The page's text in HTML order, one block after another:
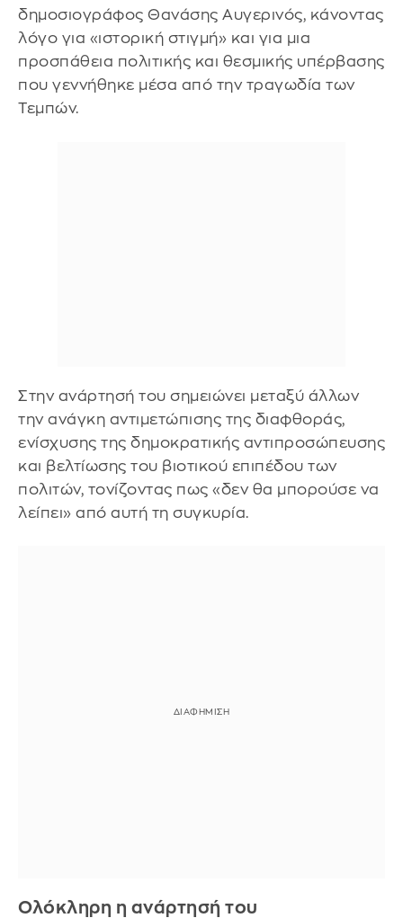
δημοσιογράφος Θανάσης Αυγερινός, κάνοντας
λόγο για «ιστορική στιγμή» και για μια
προσπάθεια πολιτικής και θεσμικής υπέρβασης
που γεννήθηκε μέσα από την τραγωδία των
Τεμπών.
Στην ανάρτησή του σημειώνει μεταξύ άλλων
την ανάγκη αντιμετώπισης της διαφθοράς,
ενίσχυσης της δημοκρατικής αντιπροσώπευσης
και βελτίωσης του βιοτικού επιπέδου των
πολιτών, τονίζοντας πως «δεν θα μπορούσε να
λείπει» από αυτή τη συγκυρία.
Ολόκληρη η ανάρτησή του